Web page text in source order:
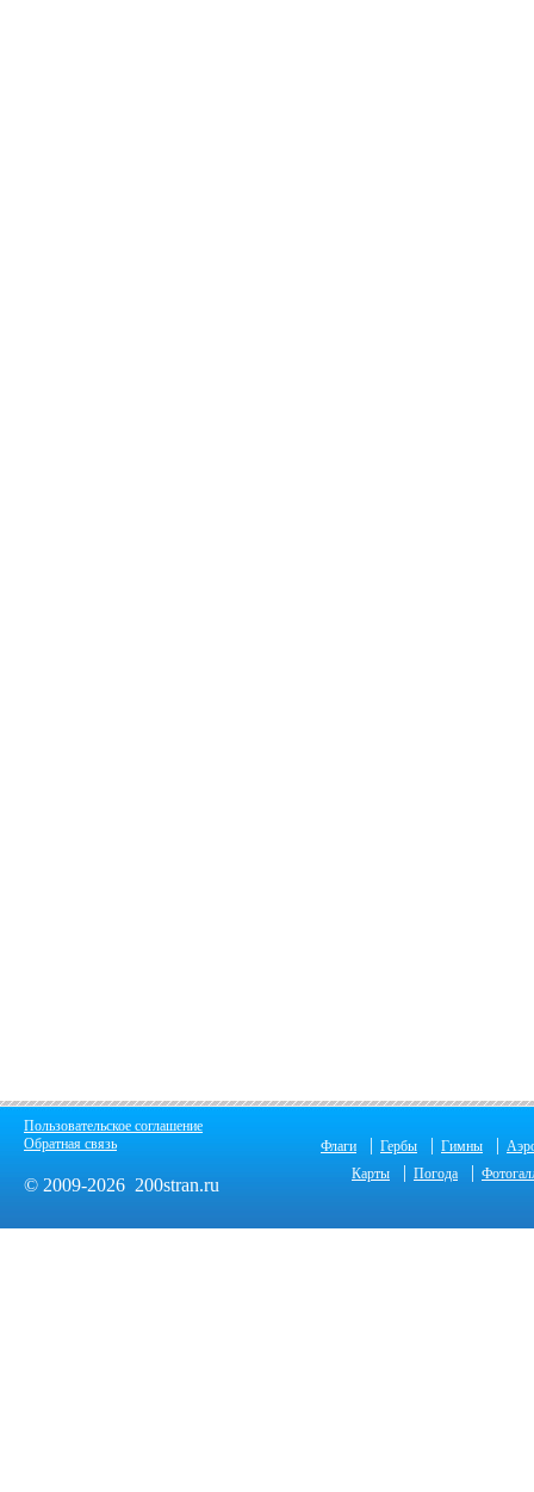
Пользовательское соглашение
Обратная связь
© 2009-2026 200stran.ru
Флаги | Гербы | Гимны |
Карты
| Погода |